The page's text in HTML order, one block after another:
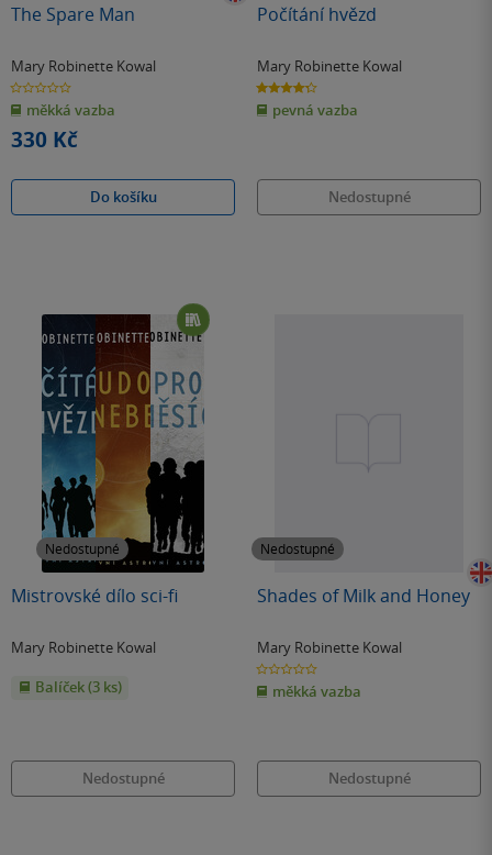
The Spare Man
Mary Robinette Kowal
0.0
z
5
hvězdiček
měkká vazba
330 Kč
Do košíku
Počítání hvězd
Mary Robinette Kowal
4.3
z
5
hvězdiček
pevná vazba
Nedostupné
Nedostupné
Mistrovské dílo sci-fi
Mary Robinette Kowal
Balíček (3 ks)
Nedostupné
Nedostupné
Shades of Milk and Honey
Mary Robinette Kowal
0.0
z
5
hvězdiček
měkká vazba
Nedostupné